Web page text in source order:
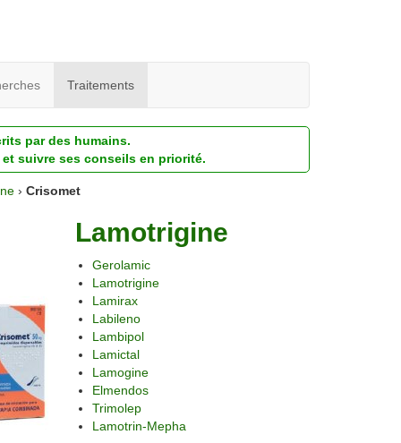
Traitements
par des humains.
suivre ses conseils en priorité.
› Crisomet
Lamotrigine
Gerolamic
Lamotrigine
Lamirax
Labileno
Lambipol
Lamictal
Lamogine
Elmendos
Trimolep
Lamotrin-Mepha